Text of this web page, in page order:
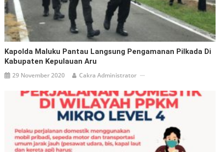
Kapolda Maluku Pantau Langsung Pengamanan Pilkada Di
Kabupaten Kepulauan Aru
29 November 2020 Cakra Administrator